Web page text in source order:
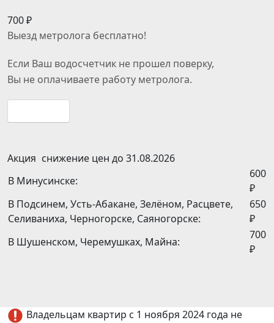
700 ₽
Выезд метролога бесплатно!
Если Ваш водосчетчик не прошел поверку,
Вы не оплачиваете работу метролога.
Акция снижение цен до 31.08.2026
В Минусинске:
600
₽
В Подсинем, Усть-Абакане, Зелёном, Расцвете,
Селиваниха, Черногорске, Саяногорске:
650
₽
В Шушенском, Черемушках, Майна:
700
₽
Владельцам квартир с 1 ноября 2024 года не